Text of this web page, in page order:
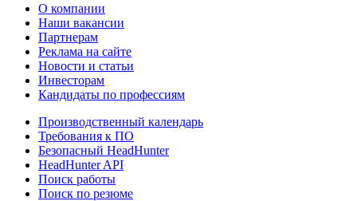
О компании
Наши вакансии
Партнерам
Реклама на сайте
Новости и статьи
Инвесторам
Кандидаты по профессиям
Производственный календарь
Требования к ПО
Безопасный HeadHunter
HeadHunter API
Поиск работы
Поиск по резюме